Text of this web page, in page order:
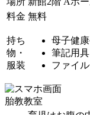
料金 無料
持ち
物・
服装
母子健
筆記用
ファイ
胎教教室